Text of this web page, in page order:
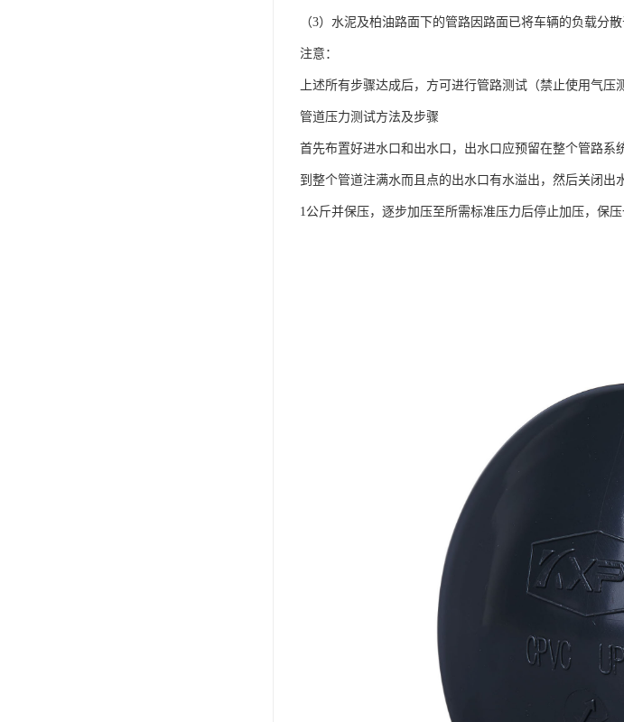
（3）水泥及柏油路面下的管路因路面已将车辆的负载分
注意：
上述所有步骤达成后，方可进行管路测试（禁止使用气
管道压力测试方法及步骤
首先布置好进水口和出水口，出水口应预留在整个管路
到整个管道注满水而且点的出水口有水溢出，然后关闭
1公斤并保压，逐步加压至所需标准压力后停止加压，保